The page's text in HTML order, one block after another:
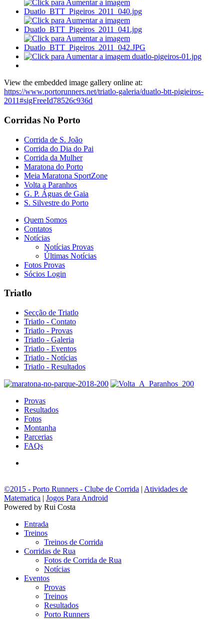
View the embedded image gallery online at:
https://www.portorunners.net/triatlo-galeria/duatlo-btt-pigieiros-
2011#sigFreeId78526c936d
Corridas No Porto
Corrida de S. João
Corrida do Dia do Pai
Corrida da Mulher
Maratona do Porto
Meia Maratona SportZone
Volta a Paranhos
G. P. Águas de Gaia
S. Silvestre do Porto
Quem Somos
Contatos
Notícias
Notícias Provas
Últimas Notícias
Fotos Provas
Sócios Login
Triatlo
Secção de Triatlo
Triatlo - Contato
Triatlo - Provas
Triatlo - Galeria
Triatlo - Eventos
Triatlo - Notícias
Triatlo - Resultados
Provas
Resultados
Fotos
Montanha
Parcerias
FAQs
©2015 - Porto Runners - Clube de Corrida | Atividades de
Matematica | Jogos Para Android
Powered by Rui Costa
Entrada
Treinos
Treinos de Corrida
Corridas de Rua
Fotos de Corrida de Rua
Notícias
Eventos
Provas
Treinos
Resultados
Porto Runners